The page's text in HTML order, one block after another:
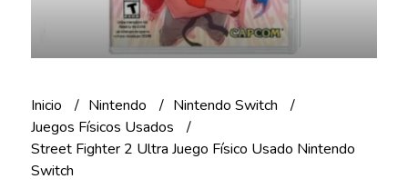
Inicio Nintendo
Nintendo Switch
Juegos Físicos Usados
Street Fighter 2 Ultra Juego Físico Usado Nintendo
Switch